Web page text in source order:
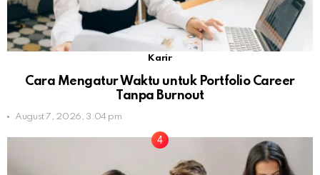
Karir
Cara Mengatur Waktu untuk Portfolio Career
Tanpa Burnout
August 7, 2026, 3:04 pm